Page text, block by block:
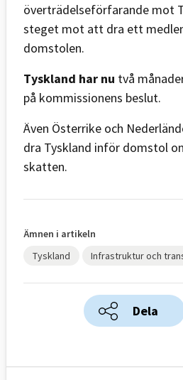
överträdelseförfarande mot
steget mot att dra ett
domstolen.
Tyskland har nu två
på kommissionens beslut.
Även Österrike och
dra Tyskland inför domstol
skatten.
Ämnen i artikeln
Tyskland
Infrastruktur och
Dela